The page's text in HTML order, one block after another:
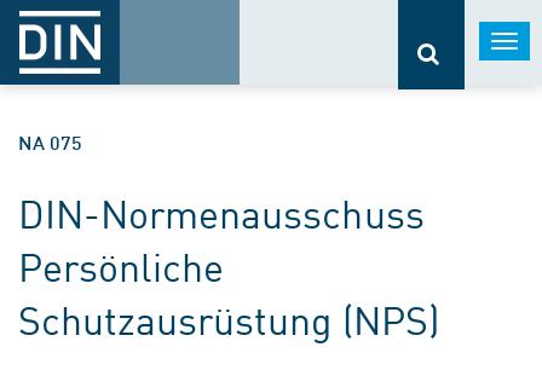
NA 075
DIN-Normenausschuss
Persönliche
Schutzausrüstung (NPS)